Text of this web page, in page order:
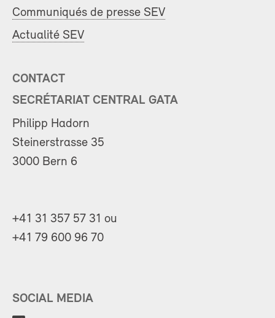
Communiqués de presse SEV
Actualité SEV
CONTACT
SECRÉTARIAT CENTRAL GATA
Philipp Hadorn
Steinerstrasse 35
3000 Bern 6
+41 31 357 57 31 ou
+41 79 600 96 70
SOCIAL MEDIA